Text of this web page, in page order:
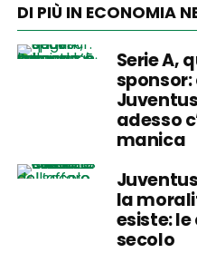
DI PIÙ IN ECONOMIA
Serie A,
adesso
manica
la
esiste:
secolo